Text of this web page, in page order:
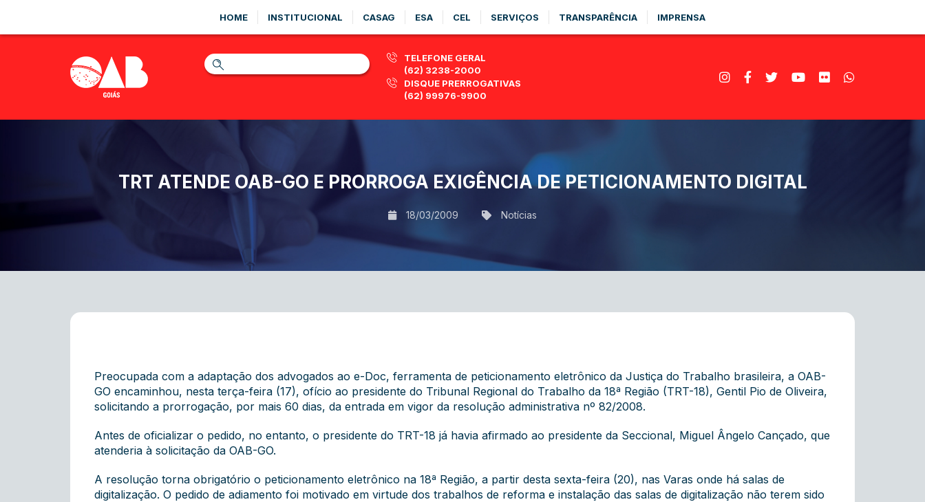
HOME INSTITUCIONAL CASAG ESA CEL SERVIÇOS TRANSPARÊNCIA IMPRENSA
TELEFONE GERAL
(62) 3238-2000
DISQUE PRERROGATIVAS
(62) 99976-9900
TRT ATENDE OAB-GO E PRORROGA EXIGÊNCIA DE PETICIONAMENTO DIGITAL
18/03/2009 Notícias
Preocupada com a adaptação dos advogados ao e-Doc, ferramenta de peticionamento eletrônico da Justiça do Trabalho brasileira, a OAB-
GO encaminhou, nesta terça-feira (17), ofício ao presidente do Tribunal Regional do Trabalho da 18ª Região (TRT-18), Gentil Pio de Oliveira,
solicitando a prorrogação, por mais 60 dias, da entrada em vigor da resolução administrativa nº 82/2008.
Antes de oficializar o pedido, no entanto, o presidente do TRT-18 já havia afirmado ao presidente da Seccional, Miguel Ângelo Cançado, que
atenderia à solicitação da OAB-GO.
A resolução torna obrigatório o peticionamento eletrônico na 18ª Região, a partir desta sexta-feira (20), nas Varas onde há salas de
digitalização. O pedido de adiamento foi motivado em virtude dos trabalhos de reforma e instalação das salas de digitalização não terem sido